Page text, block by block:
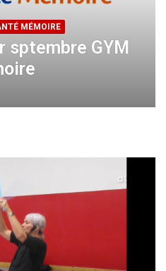
MÉMOIRE
sptembre GYM